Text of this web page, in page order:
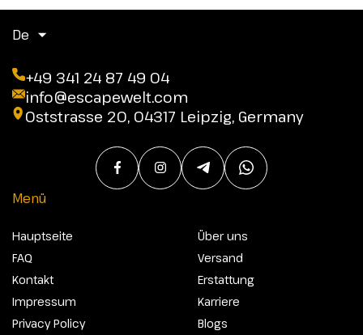
De
+49 341 24 87 49 04
info@escapewelt.com
Oststrasse 20, 04317 Leipzig, Germany
Menü
Hauptseite
FAQ
Kontakt
Impressum
Privacy Policy
Über uns
Versand
Erstattung
Karriere
Blogs